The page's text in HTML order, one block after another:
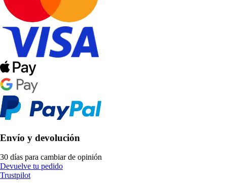
Envío y devolución
30 días para cambiar de opinión
Devuelve tu pedido
Trustpilot